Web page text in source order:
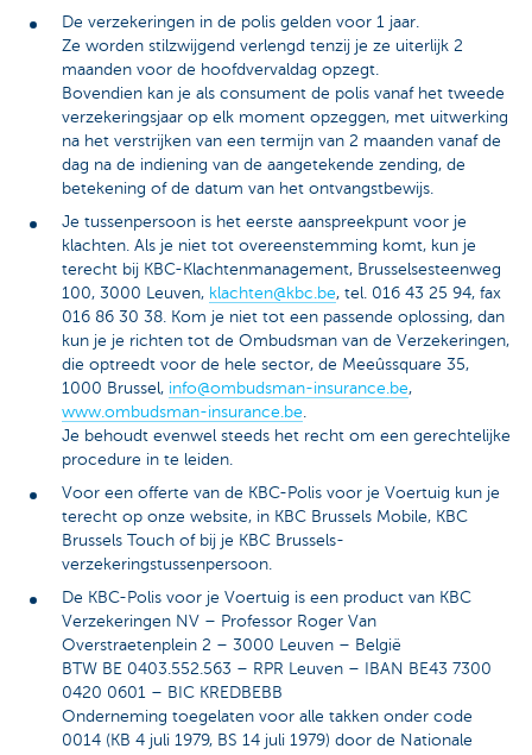
De verzekeringen in de polis gelden voor 1 jaar.
Ze worden stilzwijgend verlengd tenzij je ze uiterlijk 2
maanden voor de hoofdvervaldag opzegt.
Bovendien kan je als consument de polis vanaf het tweede
verzekeringsjaar op elk moment opzeggen, met uitwerking
na het verstrijken van een termijn van 2 maanden vanaf de
dag na de indiening van de aangetekende zending, de
betekening of de datum van het ontvangstbewijs.
Je tussenpersoon is het eerste aanspreekpunt voor je
klachten. Als je niet tot overeenstemming komt, kun je
terecht bij KBC-Klachtenmanagement, Brusselsesteenweg
100, 3000 Leuven, klachten@kbc.be, tel. 016 43 25 94, fax
016 86 30 38. Kom je niet tot een passende oplossing, dan
kun je je richten tot de Ombudsman van de Verzekeringen,
die optreedt voor de hele sector, de Meeûssquare 35,
1000 Brussel, info@ombudsman-insurance.be,
www.ombudsman-insurance.be.
Je behoudt evenwel steeds het recht om een gerechtelijke
procedure in te leiden.
Voor een offerte van de KBC-Polis voor je Voertuig kun je
terecht op onze website, in KBC Brussels Mobile, KBC
Brussels Touch of bij je KBC Brussels-
verzekeringstussenpersoon.
De KBC-Polis voor je Voertuig is een product van KBC
Verzekeringen NV – Professor Roger Van
Overstraetenplein 2 – 3000 Leuven – België
BTW BE 0403.552.563 – RPR Leuven – IBAN BE43 7300
0420 0601 – BIC KREDBEBB
Onderneming toegelaten voor alle takken onder code
0014 (KB 4 juli 1979, BS 14 juli 1979) door de Nationale